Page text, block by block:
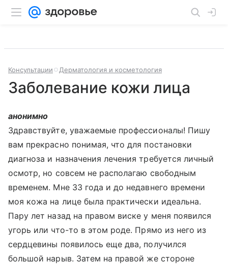
Консультации Дерматология и косметология
Заболевание кожи лица
анонимно
Здравствуйте, уважаемые профессионалы! Пишу
вам прекрасно понимая, что для постановки
диагноза и назначения лечения требуется личный
осмотр, но совсем не располагаю свободным
временем. Мне 33 года и до недавнего времени
моя кожа на лице была практически идеальна.
Пару лет назад на правом виске у меня появился
угорь или что-то в этом роде. Прямо из него из
сердцевины появилось еще два, получился
большой нарыв. Затем на правой же стороне